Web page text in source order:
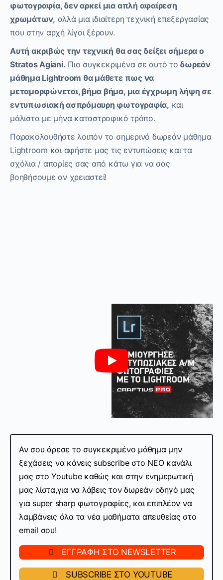
φωτογραφία, δεν αρκεί μια απλή αφαίρεση
χρωμάτων, αλλά μια ιδιαίτερη τεχνική επεξεργασίας
που στην αρχή λίγοι ξέρουν.
Αυτή ακριβώς την τεχνική θα σας δείξει σήμερα ο
Stratos Agiani. Πιο συγκεκριμένα σε αυτό το δωρεάν
μάθημα Lightroom θα μάθετε πως να
μεταμορφώνεται, βήμα βήμα, μια έγχρωμη λήψη σε
εντυπωσιακή ασπρόμαυρη φωτογραφία, και
μάλιστα με μήνα καταστροφικό τρόπο.
Παρακολουθήστε λοιπόν το σημερινό δωρεάν μάθημα
Lightroom και αφήστε μας τις εντυπώσεις και τα
σχόλια / απορίες σας από κάτω για να σας
βοηθήσουμε αν χρειαστεί!
Αν σου άρεσε το συγκεκριμένο μάθημα μην
ξεχάσεις να κάνεις subscribe στo ΝΕΟ κανάλι
μας στο Youtube καθώς και στην ενημερωτική
μας λίστα,για να λάβεις τον δωρεάν οδηγό μας
για super sharp φωτογραφίες, και επιπλέον να
λαμβάνεις όλα τα νέα μαθήματα απευθείας στο
email σου!
ΕΓΓΡΑΦΗ ΣΤΟ NEWSLETTER
SUBSCRIBE ΣΤΟ YOUTUBE